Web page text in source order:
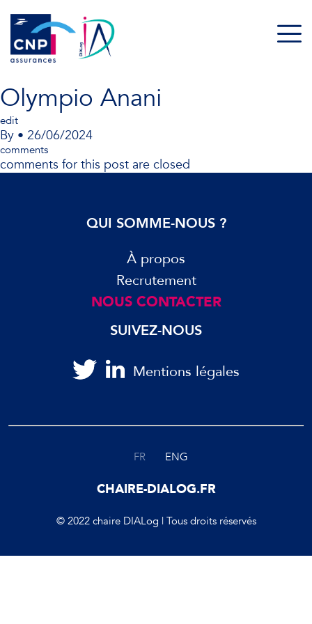
Olympio Anani
edit
By • 26/06/2024
comments
comments for this post are closed
QUI SOMME-NOUS ?
À propos
Recrutement
NOUS CONTACTER
SUIVEZ-NOUS
Mentions légales
FR ENG
CHAIRE-DIALOG.FR
© 2022 chaire DIALog | Tous droits réservés